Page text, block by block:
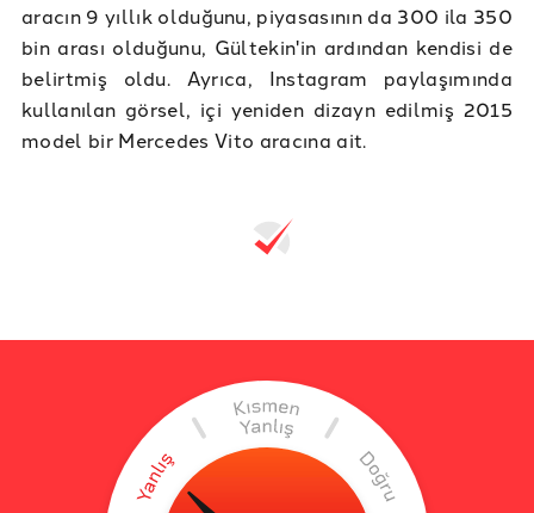
aracın 9 yıllık olduğunu, piyasasının da 300 ila 350
bin arası olduğunu, Gültekin'in ardından kendisi de
belirtmiş oldu. Ayrıca, Instagram paylaşımında
kullanılan görsel, içi yeniden dizayn edilmiş 2015
model bir Mercedes Vito aracına ait.